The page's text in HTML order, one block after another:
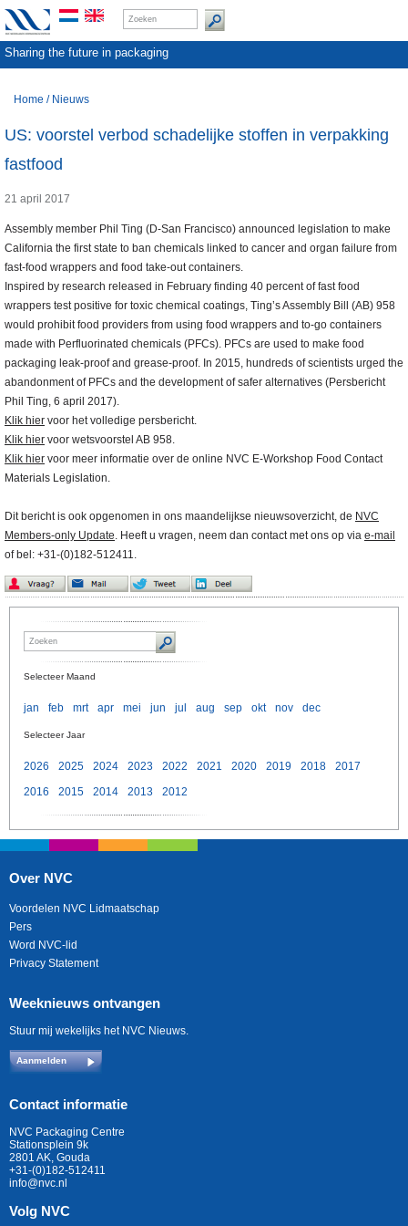
Sharing the future in packaging
Home / Nieuws
US: voorstel verbod schadelijke stoffen in verpakking
fastfood
21 april 2017
Assembly member Phil Ting (D-San Francisco) announced legislation to make
California the first state to ban chemicals linked to cancer and organ failure from
fast-food wrappers and food take-out containers.
Inspired by research released in February finding 40 percent of fast food
wrappers test positive for toxic chemical coatings, Ting’s Assembly Bill (AB) 958
would prohibit food providers from using food wrappers and to-go containers
made with Perfluorinated chemicals (PFCs). PFCs are used to make food
packaging leak-proof and grease-proof. In 2015, hundreds of scientists urged the
abandonment of PFCs and the development of safer alternatives (Persbericht
Phil Ting, 6 april 2017).
Klik hier voor het volledige persbericht.
Klik hier voor wetsvoorstel AB 958.
Klik hier voor meer informatie over de online NVC E-Workshop Food Contact
Materials Legislation.
Dit bericht is ook opgenomen in ons maandelijkse nieuwsoverzicht, de NVC
Members-only Update. Heeft u vragen, neem dan contact met ons op via e-mail
of bel: +31-(0)182-512411.
Selecteer Maand
jan feb mrt apr mei jun jul aug sep okt nov dec
Selecteer Jaar
2026 2025 2024 2023 2022 2021 2020 2019 2018
2017
2016
2015 2014 2013 2012
Over NVC
Voordelen NVC Lidmaatschap
Pers
Word NVC-lid
Privacy Statement
Weeknieuws ontvangen
Stuur mij wekelijks het NVC Nieuws.
Aanmelden
Contact informatie
NVC Packaging Centre
Stationsplein 9k
2801 AK, Gouda
+31-(0)182-512411
info@nvc.nl
Volg NVC